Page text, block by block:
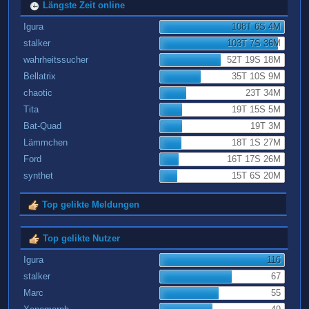
Längste Zeit online
Igura
108T 6S 4M
stalker
103T 7S 36M
wahrheitssucher
52T 19S 18M
Bellatrix
35T 10S 9M
chaotic
23T 34M
Tita
19T 15S 5M
Bat-Quad
19T 3M
Lämmchen
18T 1S 27M
Ford
16T 17S 26M
synthet
15T 6S 20M
Top gelikte Meldungen
Top gelikte Nutzer
Igura
116
stalker
67
Marc
55